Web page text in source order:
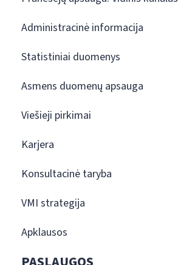
Administracinė informacija
Statistiniai duomenys
Asmens duomenų apsauga
Viešieji pirkimai
Karjera
Konsultacinė taryba
VMI strategija
Apklausos